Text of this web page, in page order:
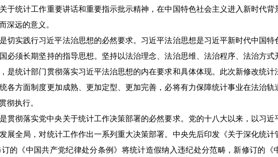
于统计工作重要讲话和重要指示批示精神，在中国特色社会主义进入新时代背
深远的意义。
切实践行习近平法治思想的必然要求。习近平法治思想是习近平新时代中国
必须长期坚持的指导思想。坚持以法治理念、法治思维、法治程序、法治方式
是统计部门贯彻落实习近平法治思想的内在要求和具体体现。此次新修改统计
各方面制度更加成熟、更加定型、更加完善，必将有力保障统计事业在法治轨
彻执行。
贯彻落实党中央关于统计工作决策部署的必然要求。党的十八大以来，以习
展全局，对统计工作作出一系列重大决策部署。中央先后印发《关于深化统计
的《中国共产党纪律处分条例》将统计造假纳入违纪处分范畴，新修订的《